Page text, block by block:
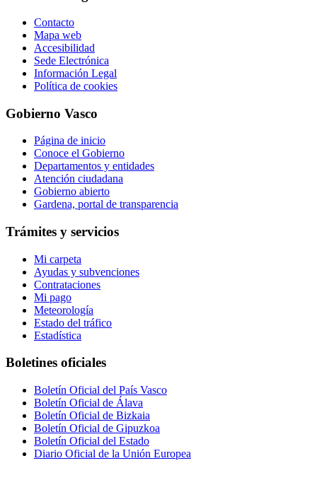
Contacto
Mapa web
Accesibilidad
Sede Electrónica
Información Legal
Política de cookies
Gobierno Vasco
Página de inicio
Conoce el Gobierno
Departamentos y entidades
Atención ciudadana
Gobierno abierto
Gardena, portal de transparencia
Trámites y servicios
Mi carpeta
Ayudas y subvenciones
Contrataciones
Mi pago
Meteorología
Estado del tráfico
Estadística
Boletines oficiales
Boletín Oficial del País Vasco
Boletín Oficial de Álava
Boletín Oficial de Bizkaia
Boletín Oficial de Gipuzkoa
Boletín Oficial del Estado
Diario Oficial de la Unión Europea